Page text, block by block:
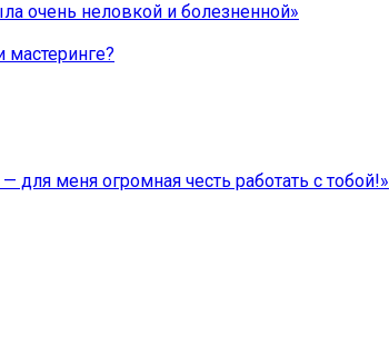
очень неловкой и болезненной»
меня огромная честь работать с тобой!»